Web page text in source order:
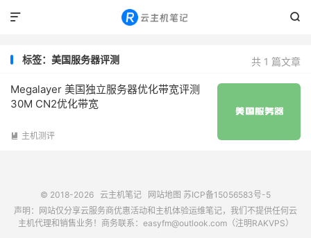


共 1 篇文章
标签：美国服务器评测
Megalayer 美国独立服务器优化带宽评测
30M CN2优化带宽
 主机测评
© 2018-2026 云主机笔记 网站地图 苏ICP备15056583号-5
声明：网站仅分享云服务商优惠活动和主机体验运维笔记，我们不提供任何云
主机代理和销售业务！商务联系：easyfm@outlook.com（注明RAKVPS）